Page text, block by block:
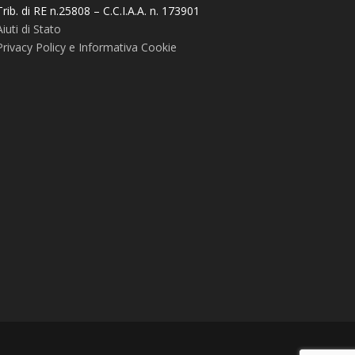
di RE n.25808 – C.C.I.A.A. n. 173901
di Stato
Policy e Informativa Cookie